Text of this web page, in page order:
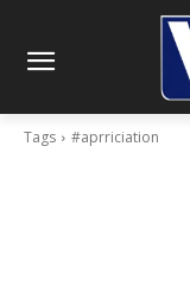
Tags #aprriciation